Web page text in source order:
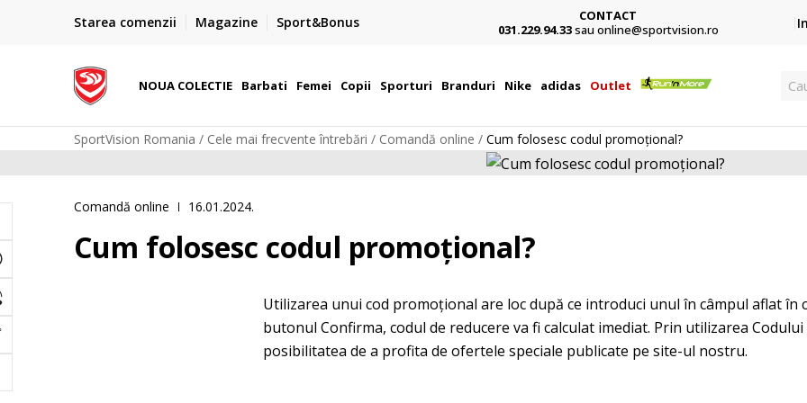
Starea comenzii Magazine Sport&Bonus
Plateste cu cardul in siguranta prin WSPay - Visa, MasterCard,
CONTACT
031.229.94.33sau online@sportvision.ro
NOUA COLECTIE Barbati Femei Copii Sporturi Branduri Nike adidas Outlet
SportVision Romania Cele mai frecvente întrebări Comandă online Cum folosesc codul promoțional?
Comandă online 16.01.2024.
Cum folosesc codul promoțional?
Utilizarea unui cod promoțional are loc după ce introduci unul în câmpul aflat în
butonul Confirma, codul de reducere va fi calculat imediat. Prin utilizarea
posibilitatea de a profita de ofertele speciale publicate pe site-ul nostru.